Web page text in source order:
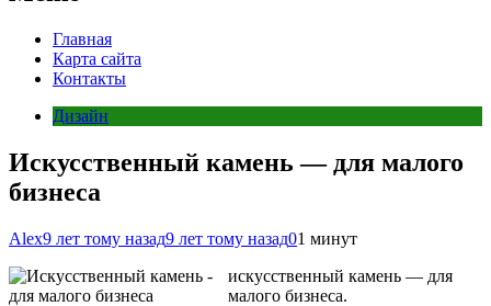
Главная
Карта сайта
Контакты
Дизайн
Искусственный камень — для малого
бизнеса
Alex9 лет тому назад9 лет тому назад01 минут
искусственный камень — для
малого бизнеса.